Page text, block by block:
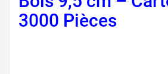
3000 Pièces